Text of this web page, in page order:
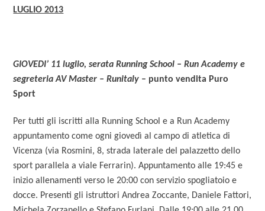
LUGLIO 2013
GIOVEDI’ 11 luglio, serata Running School – Run Academy e
segreteria AV Master – Runitaly – punto vendita Puro
Sport
Per tutti gli iscritti alla Running School e a Run Academy
appuntamento come ogni giovedì al campo di atletica di
Vicenza (via Rosmini, 8, strada laterale del palazzetto dello
sport parallela a viale Ferrarin). Appuntamento alle 19:45 e
inizio allenamenti verso le 20:00 con servizio spogliatoio e
docce. Presenti gli istruttori Andrea Zoccante, Daniele Fattori,